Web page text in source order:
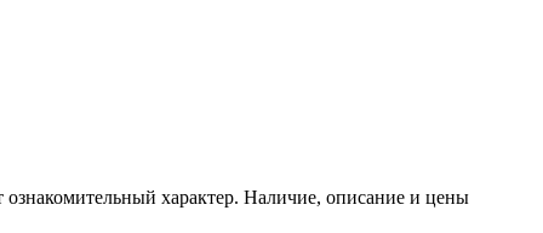
характер. Наличие, описание и цены